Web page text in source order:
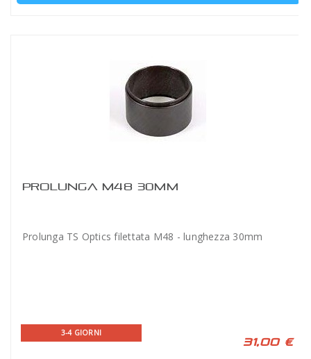
PROLUNGA M48 30MM
Prolunga TS Optics filettata M48 - lunghezza 30mm
3-4 GIORNI
31,00 €